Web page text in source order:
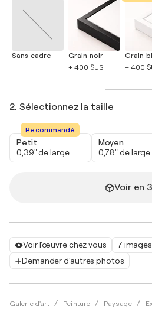
Voir l'œuvre chez vous
7 images
Demander d'autres photos
Galerie d'art Peinture Paysage
Sans cadre
Grain noir
+ 400 $US
Grain
+ 400
2. Sélectionnez la taille
Recommandé
Petit
0,39" de large
Moyen
0,78" de large
Voir en